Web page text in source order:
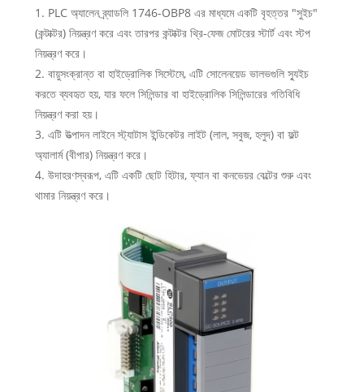
1. PLC অ্যালেন ব্র্যাডলি 1746-OBP8 এর মাধ্যমে একটি বৃহত্তর "সুইচ"
(কন্টাক্টর) নিয়ন্ত্রণ করে এবং তারপর কন্টাক্টর থ্রি-ফেজ মোটরের স্টার্ট এবং স্টপ
নিয়ন্ত্রণ করে।
2. বায়ুসংক্রান্ত বা হাইড্রোলিক সিস্টেমে, এটি সোলেনয়েড ভালভগুলি স্যুইচ
করতে ব্যবহৃত হয়, যার ফলে সিলিন্ডার বা হাইড্রোলিক সিলিন্ডারের গতিবিধি
নিয়ন্ত্রণ করা হয়।
3. এটি উত্পাদন লাইনে স্ট্যাটাস ইন্ডিকেটর লাইট (লাল, সবুজ, হলুদ) বা ফল্ট
অ্যালার্ম (বীপার) নিয়ন্ত্রণ করে।
4. উদাহরণস্বরূপ, এটি একটি ছোট হিটার, ফ্যান বা কনভেয়র বেল্টের শুরু এবং
থামার নিয়ন্ত্রণ করে।